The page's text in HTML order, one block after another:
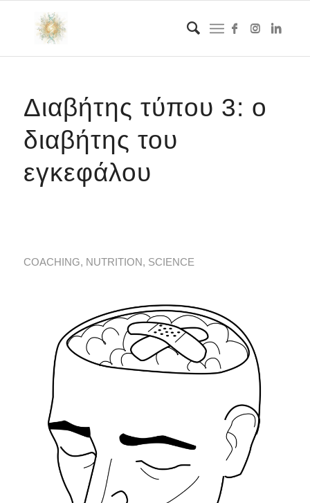
Διαβήτης τύπου 3: ο
διαβήτης του
εγκεφάλου
COACHING, NUTRITION, SCIENCE